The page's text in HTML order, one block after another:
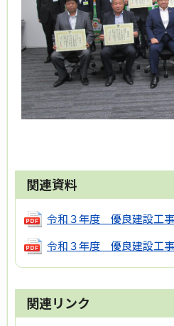
関連資料
令和３年度 優良建設工
令和３年度 優良建設工
関連リンク